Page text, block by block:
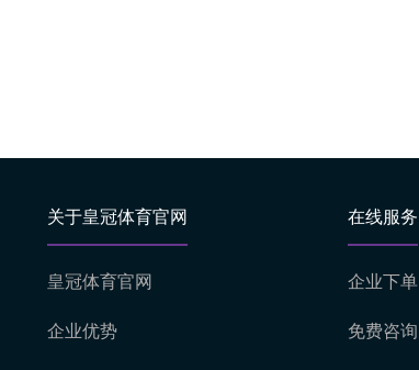
关于皇冠体育官网
皇冠体育官网
企业优势
在线服务
企业下单
免费咨询